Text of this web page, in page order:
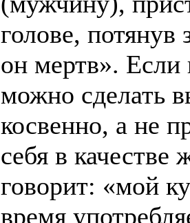
голове, потянув
он мертв». Если
можно сделать
косвенно, а не
себя в качестве
говорит: «мой
время